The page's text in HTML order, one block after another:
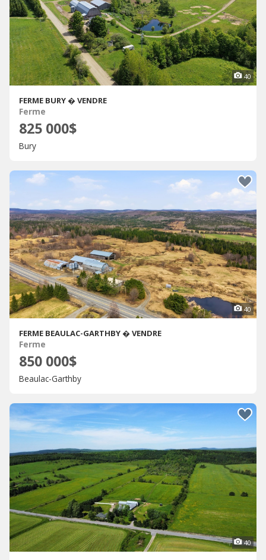
40
FERME BURY � VENDRE
Ferme
825 000$
Bury
40
FERME BEAULAC-GARTHBY � VENDRE
Ferme
850 000$
Beaulac-Garthby
40